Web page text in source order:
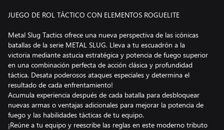
JUEGO DE ROL TÁCTICO CON ELEMENTOS ROGUELITE
Metal Slug Tactics ofrece una nueva perspectiva de las icónicas
batallas de la serie METAL SLUG. Lleva a tu escuadrón a la
victoria mediante astucia estratégica y potencia de fuego superior
en una combinación perfecta de acción clásica y profundidad
táctica. Desata poderosos ataques especiales y determina el
resultado de cada enfrentamiento!
Acumula experiencia después de cada batalla para desbloquear
nuevas armas o ventajas adicionales para mejorar la potencia de
fuego y las habilidades tácticas de tu equipo.
¡Reúne a tu equipo y reescribe las reglas en este moderno tributo